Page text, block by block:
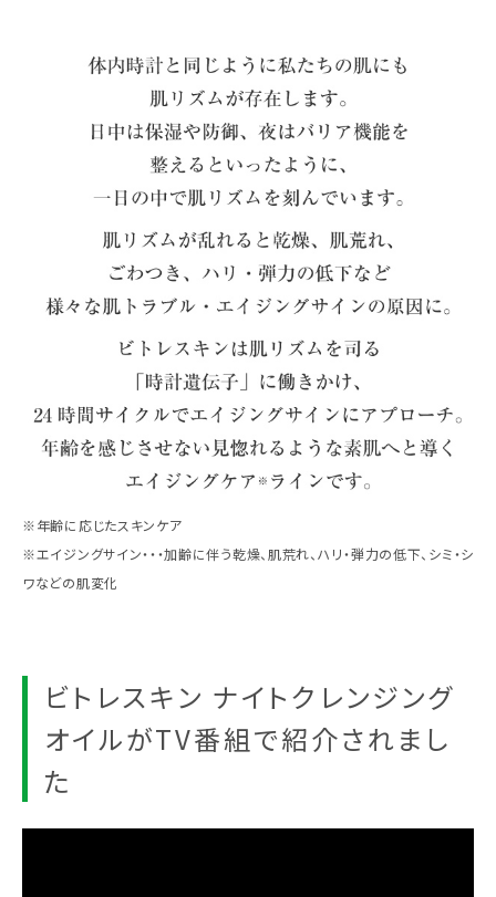
※年齢に応じたスキンケア
※エイジングサイン・・・加齢に伴う乾燥、肌荒れ、ハリ・弾力の低下、シミ・シ
ワなどの肌変化
ビトレスキン ナイトクレンジング
オイルがTV番組で紹介されまし
た